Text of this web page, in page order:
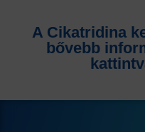
A Cikatridina
bővebb